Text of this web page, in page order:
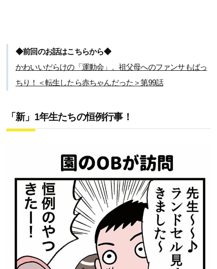
◆前回のお話はこちらから◆
かわいいだらけの「運動会」。祖父母へのファンサもばっ
ちり！＜転生したら赤ちゃんだった＞第99話
「新」1年生たちの恒例行事！